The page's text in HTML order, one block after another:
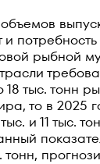
потребность
рыбной
18 тыс. тонн
то в 2025
и 11 тыс.
тонн,